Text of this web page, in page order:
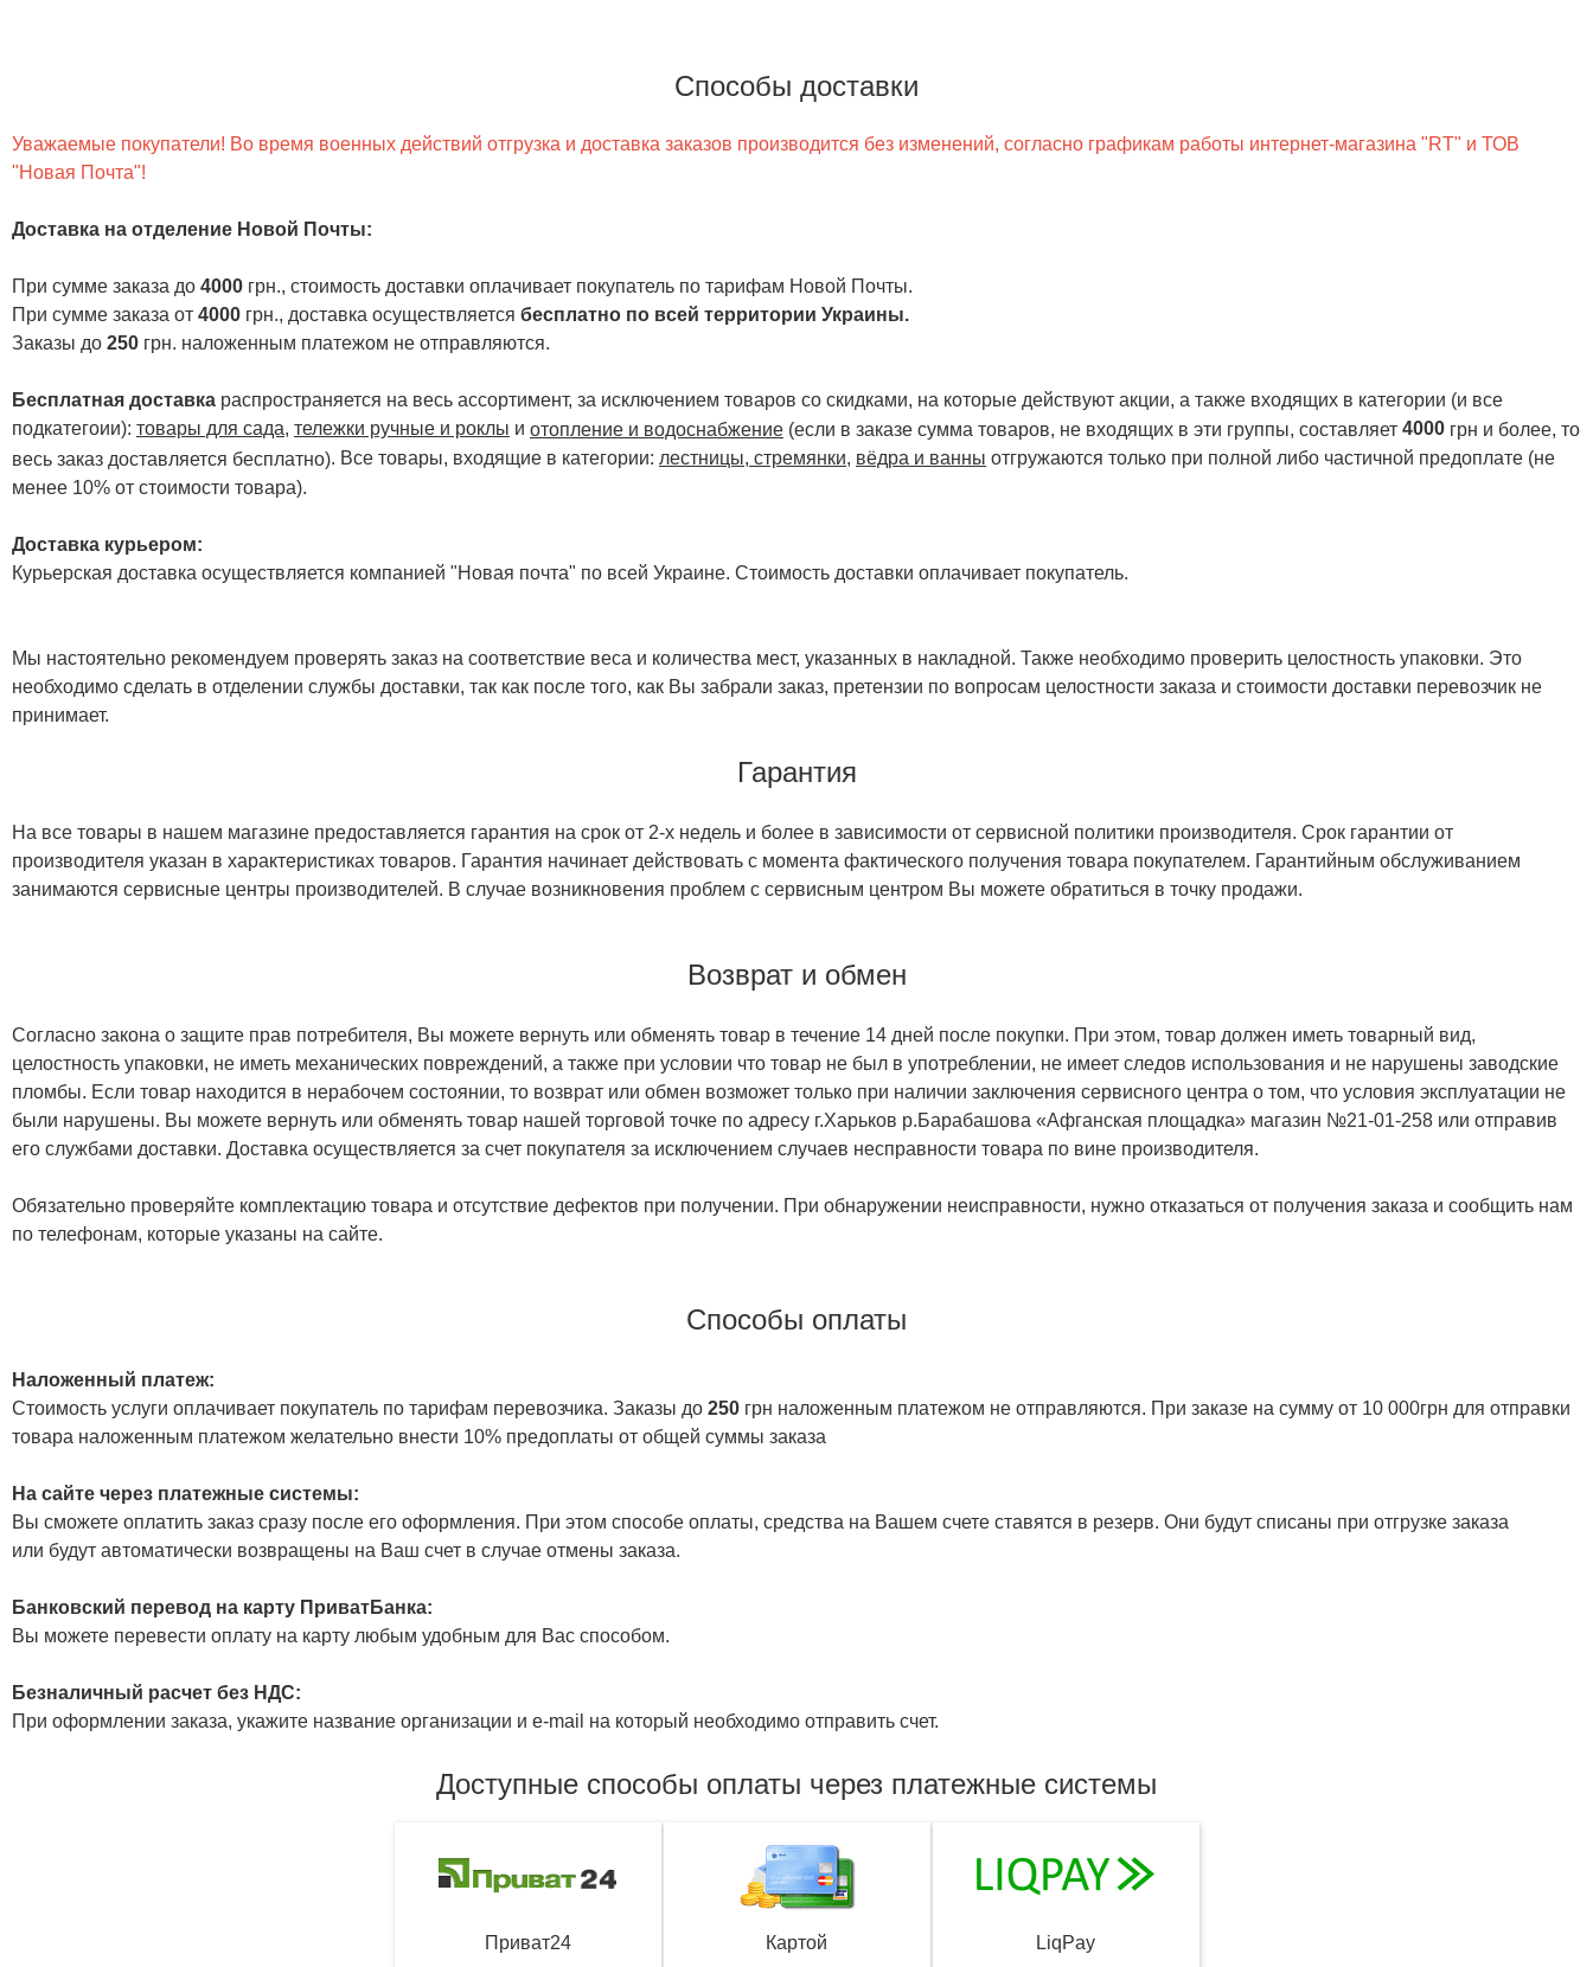
Способы доставки
Уважаемые покупатели! Во время военных действий отгрузка и доставка заказов производится без изменений, согласно графикам работы интернет-магазина "RT" и ТОВ
"Новая Почта"!
Доставка на отделение Новой Почты:
При сумме заказа до 4000 грн., стоимость доставки оплачивает покупатель по тарифам Новой Почты.
При сумме заказа от 4000 грн., доставка осуществляется бесплатно по всей территории Украины.
Заказы до 250 грн. наложенным платежом не отправляются.
Бесплатная доставка распространяется на весь ассортимент, за исключением товаров со скидками, на которые действуют акции, а также входящих в категории (и все
подкатегоии): товары для сада, тележки ручные и роклы и отопление и водоснабжение (если в заказе сумма товаров, не входящих в эти группы, составляет 4000 грн и более, то
весь заказ доставляется бесплатно). Все товары, входящие в категории: лестницы, стремянки, вёдра и ванны отгружаются только при полной либо частичной предоплате (не
менее 10% от стоимости товара).
Доставка курьером:
Курьерская доставка осуществляется компанией "Новая почта" по всей Украине. Стоимость доставки оплачивает покупатель.
Мы настоятельно рекомендуем проверять заказ на соответствие веса и количества мест, указанных в накладной. Также необходимо проверить целостность упаковки. Это
необходимо сделать в отделении службы доставки, так как после того, как Вы забрали заказ, претензии по вопросам целостности заказа и стоимости доставки перевозчик не
принимает.
Гарантия
На все товары в нашем магазине предоставляется гарантия на срок от 2-х недель и более в зависимости от сервисной политики производителя. Срок гарантии от
производителя указан в характеристиках товаров. Гарантия начинает действовать с момента фактического получения товара покупателем. Гарантийным обслуживанием
занимаются сервисные центры производителей. В случае возникновения проблем с сервисным центром Вы можете обратиться в точку продажи.
Возврат и обмен
Согласно закона о защите прав потребителя, Вы можете вернуть или обменять товар в течение 14 дней после покупки. При этом, товар должен иметь товарный вид,
целостность упаковки, не иметь механических повреждений, а также при условии что товар не был в употреблении, не имеет следов использования и не нарушены заводские
пломбы. Если товар находится в нерабочем состоянии, то возврат или обмен возможет только при наличии заключения сервисного центра о том, что условия эксплуатации не
были нарушены. Вы можете вернуть или обменять товар нашей торговой точке по адресу г.Харьков р.Барабашова «Афганская площадка» магазин №21-01-258 или отправив
его службами доставки. Доставка осуществляется за счет покупателя за исключением случаев несправности товара по вине производителя.
Обязательно проверяйте комплектацию товара и отсутствие дефектов при получении. При обнаружении неисправности, нужно отказаться от получения заказа и сообщить нам
по телефонам, которые указаны на сайте.
Способы оплаты
Наложенный платеж:
Стоимость услуги оплачивает покупатель по тарифам перевозчика. Заказы до 250 грн наложенным платежом не отправляются. При заказе на сумму от 10 000грн для отправки
товара наложенным платежом желательно внести 10% предоплаты от общей суммы заказа
На сайте через платежные системы:
Вы сможете оплатить заказ сразу после его оформления. При этом способе оплаты, средства на Вашем счете ставятся в резерв. Они будут списаны при отгрузке заказа
или будут автоматически возвращены на Ваш счет в случае отмены заказа.
Банковский перевод на карту ПриватБанка:
Вы можете перевести оплату на карту любым удобным для Вас способом.
Безналичный расчет без НДС:
При оформлении заказа, укажите название организации и e-mail на который необходимо отправить счет.
Доступные способы оплаты через платежные системы
Приват24 Картой LiqPay